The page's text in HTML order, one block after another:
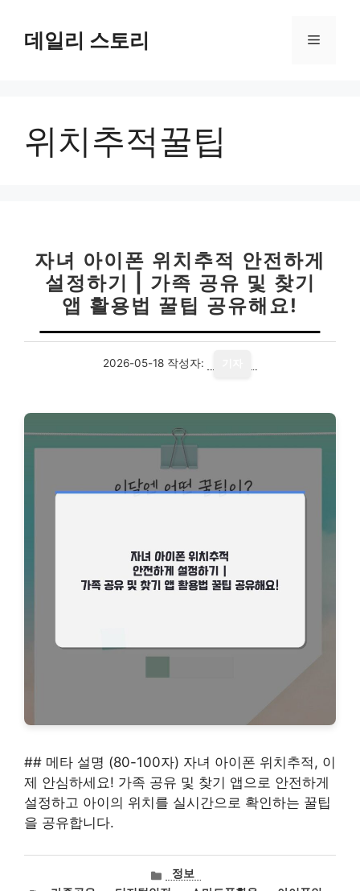
데일리 스토리 메
위치추적꿀팁
자녀 아이폰 위치추적 안전하게
설정하기 | 가족 공유 및 찾기
앱 활용법 꿀팁 공유해요!
2026-05-18 작성자:
## 메타 설명 (80-100자) 자녀 아이폰 위치추적, 이
제 안심하세요! 가족 공유 및 찾기 앱으로 안전하게
설정하고 아이의 위치를 실시간으로 확인하는 꿀팁
을 공유합니다.
카
테
정보